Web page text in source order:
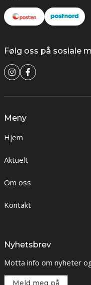
Følg oss på sosiale
Meny
Hjem
Aktuelt
Om oss
Kontakt
Nyhetsbrev
Motta info om nyheter
Meld meg på